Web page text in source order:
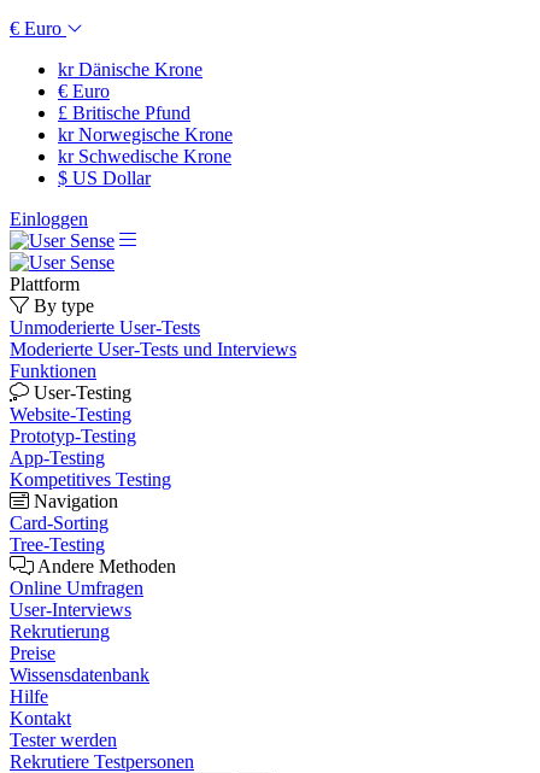
€ Euro
krDänische Krone
€ Euro
£ Britische Pfund
krNorwegische Krone
krSchwedische Krone
$ US Dollar
Einloggen
Plattform
By type
Unmoderierte User-Tests
Moderierte User-Tests und Interviews
Funktionen
User-Testing
Website-Testing
Prototyp-Testing
App-Testing
Kompetitives Testing
Navigation
Card-Sorting
Tree-Testing
Andere Methoden
Online Umfragen
User-Interviews
Rekrutierung
Preise
Wissensdatenbank
Hilfe
Kontakt
Tester werden
Rekrutiere Testpersonen